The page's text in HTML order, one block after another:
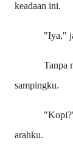
keadaan ini.
"Iya,"
Tanpa
sampingku.
arahku.